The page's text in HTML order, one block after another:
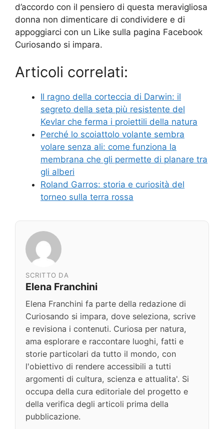
d’accordo con il pensiero di questa meravigliosa
donna non dimenticare di condividere e di
appoggiarci con un Like sulla pagina Facebook
Curiosando si impara.
Articoli correlati:
Il ragno della corteccia di Darwin: il
segreto della seta più resistente del
Kevlar che ferma i proiettili della natura
Perché lo scoiattolo volante sembra
volare senza ali: come funziona la
membrana che gli permette di planare tra
gli alberi
Roland Garros: storia e curiosità del
torneo sulla terra rossa
SCRITTO DA
Elena Franchini
Elena Franchini fa parte della redazione di
Curiosando si impara, dove seleziona, scrive
e revisiona i contenuti. Curiosa per natura,
ama esplorare e raccontare luoghi, fatti e
storie particolari da tutto il mondo, con
l'obiettivo di rendere accessibili a tutti
argomenti di cultura, scienza e attualita'. Si
occupa della cura editoriale del progetto e
della verifica degli articoli prima della
pubblicazione.